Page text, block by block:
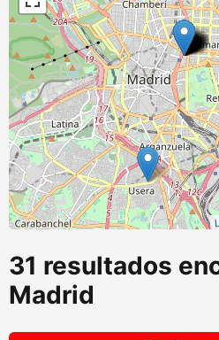
31 resultados
Madrid